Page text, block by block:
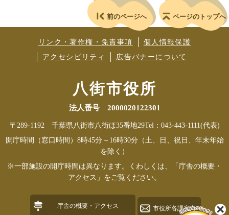
前のページへ ページのトップへ
リンク・著作権・免責事項
個人情報保護
アクセシビリティ
広告バナーについて
八街市役所
法人番号 2000020122301
〒289-1192 千葉県八街市八街ほ35番地29Tel：043-443-1111(代表)
開庁時間（窓口時間）8時45分～16時30分（土、日、祝日、年末年始
を除く）
※一部施設の開庁時間は異なります。くわしくは、「庁舎の概要・
アクセス」をご覧ください。
庁舎の概要・アクセス 市役所各課案内